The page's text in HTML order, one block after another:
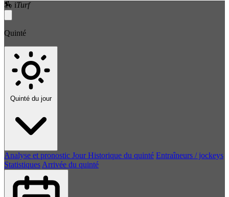
🏇 iTurf
Quinté
Quinté du jour
Analyse et pronostic Jour Historique du quinté Entraîneurs / jockeys
Statistiques Arrivée du quinté